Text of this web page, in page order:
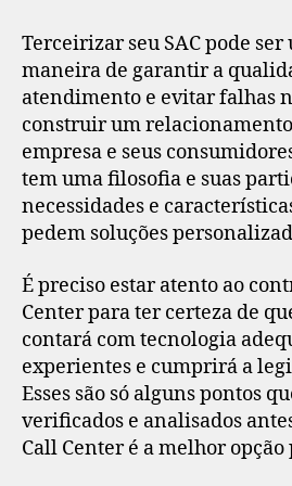
Terceirizar seu SAC pode
maneira de garantir a
atendimento e evitar falhas
construir um
empresa e seus
tem uma filosofia e suas
necessidades e
pedem soluções
É preciso estar atento ao
Center para ter certeza de
contará com tecnologia
experientes e cumprirá a
Esses são só alguns pontos
verificados e analisados
Call Center é a melhor opção